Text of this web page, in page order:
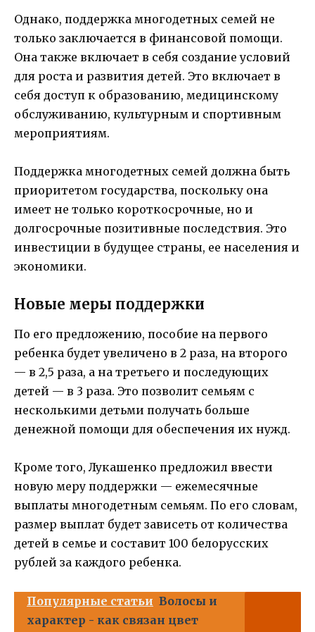
Однако, поддержка многодетных семей не
только заключается в финансовой помощи.
Она также включает в себя создание условий
для роста и развития детей. Это включает в
себя доступ к образованию, медицинскому
обслуживанию, культурным и спортивным
мероприятиям.
Поддержка многодетных семей должна быть
приоритетом государства, поскольку она
имеет не только короткосрочные, но и
долгосрочные позитивные последствия. Это
инвестиции в будущее страны, ее населения и
экономики.
Новые меры поддержки
По его предложению, пособие на первого
ребенка будет увеличено в 2 раза, на второго
— в 2,5 раза, а на третьего и последующих
детей — в 3 раза. Это позволит семьям с
несколькими детьми получать больше
денежной помощи для обеспечения их нужд.
Кроме того, Лукашенко предложил ввести
новую меру поддержки — ежемесячные
выплаты многодетным семьям. По его словам,
размер выплат будет зависеть от количества
детей в семье и составит 100 белорусских
рублей за каждого ребенка.
Популярные статьи Волосы и
характер - как связан цвет